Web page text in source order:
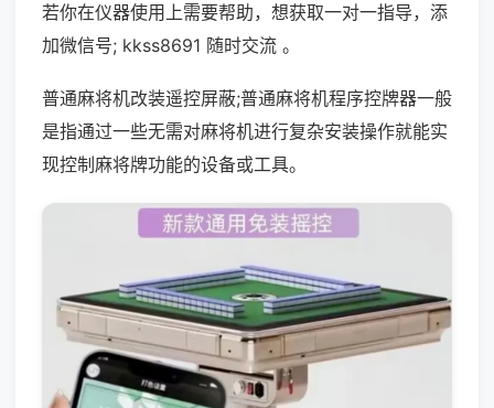
若你在仪器使用上需要帮助，想获取一对一指导，添
加微信号; kkss8691 随时交流 。
普通麻将机改装遥控屏蔽;普通麻将机程序控牌器一般
是指通过一些无需对麻将机进行复杂安装操作就能实
现控制麻将牌功能的设备或工具。